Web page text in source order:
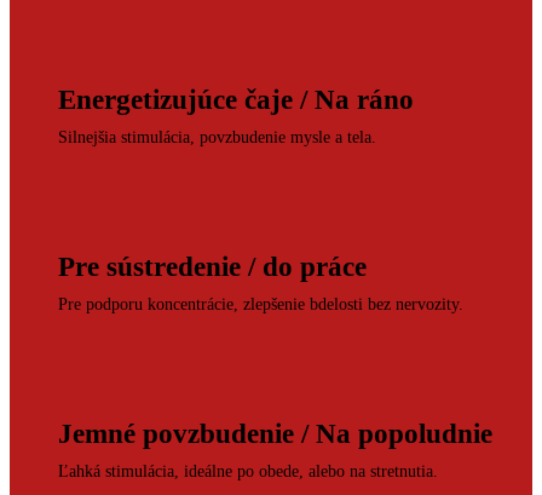
Energetizujúce čaje / Na ráno
Silnejšia stimulácia, povzbudenie mysle a tela.
Pre sústredenie / do práce
Pre podporu koncentrácie, zlepšenie bdelosti bez nervozity.
Jemné povzbudenie / Na popoludnie
Ľahká stimulácia, ideálne po obede, alebo na stretnutia.